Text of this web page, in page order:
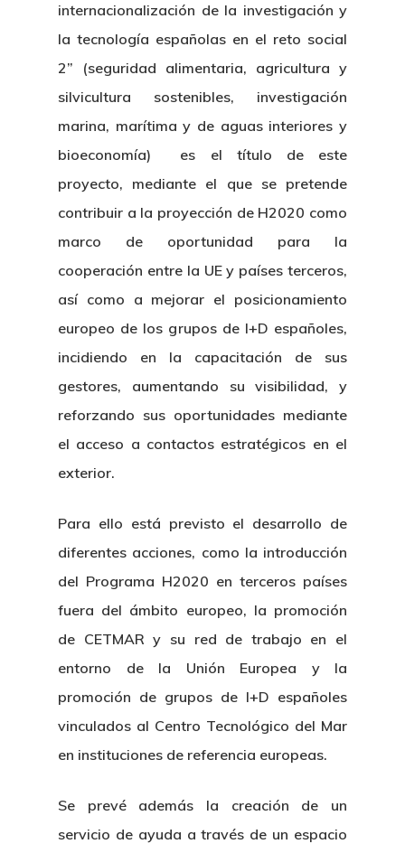
internacionalización de la investigación y
la tecnología españolas en el reto social
2” (seguridad alimentaria, agricultura y
silvicultura sostenibles, investigación
marina, marítima y de aguas interiores y
bioeconomía) es el título de este
proyecto, mediante el que se pretende
contribuir a la proyección de H2020 como
marco de oportunidad para la
cooperación entre la UE y países terceros,
así como a mejorar el posicionamiento
europeo de los grupos de I+D españoles,
incidiendo en la capacitación de sus
gestores, aumentando su visibilidad, y
reforzando sus oportunidades mediante
el acceso a contactos estratégicos en el
exterior.
Para ello está previsto el desarrollo de
diferentes acciones, como la introducción
del Programa H2020 en terceros países
fuera del ámbito europeo, la promoción
de CETMAR y su red de trabajo en el
entorno de la Unión Europea y la
promoción de grupos de I+D españoles
vinculados al Centro Tecnológico del Mar
en instituciones de referencia europeas.
Se prevé además la creación de un
servicio de ayuda a través de un espacio